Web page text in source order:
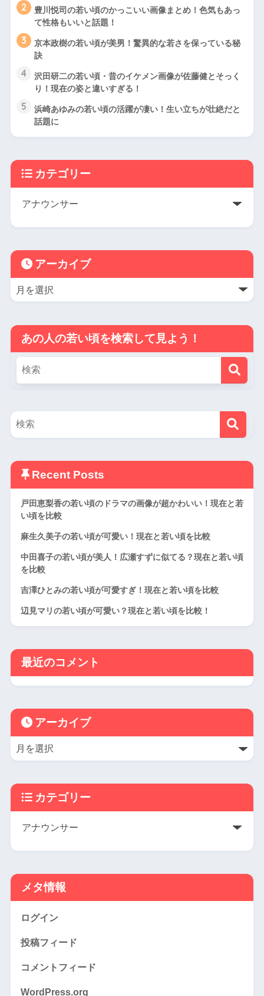
2
豊川悦司の若い頃のかっこいい画像まとめ！色気もあっ
て性格もいいと話題！
3
京本政樹の若い頃が美男！驚異的な若さを保っている秘
訣
4
沢田研二の若い頃・昔のイケメン画像が佐藤健とそっく
り！現在の姿と違いすぎる！
5
浜崎あゆみの若い頃の活躍が凄い！生い立ちが壮絶だと
話題に
カテゴリー
アーカイブ
あの人の若い頃を検索して見よう！
Recent Posts
戸田恵梨香の若い頃のドラマの画像が超かわいい！現在と若
い頃を比較
麻生久美子の若い頃が可愛い！現在と若い頃を比較
中田喜子の若い頃が美人！広瀬すずに似てる？現在と若い頃
を比較
吉澤ひとみの若い頃が可愛すぎ！現在と若い頃を比較
辺見マリの若い頃が可愛い？現在と若い頃を比較！
最近のコメント
アーカイブ
カテゴリー
メタ情報
ログイン
投稿フィード
コメントフィード
WordPress.org